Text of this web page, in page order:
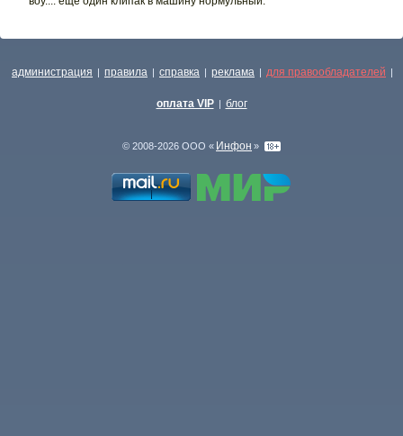
администрация | правила | справка | реклама | для правообладателей |
оплата VIP | блог
© 2008-2026 ООО « Инфон »